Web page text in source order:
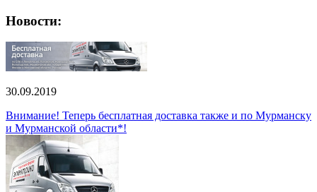
Новости:
30.09.2019
Внимание! Теперь бесплатная доставка также и по Мурманску
и Мурманской области*!